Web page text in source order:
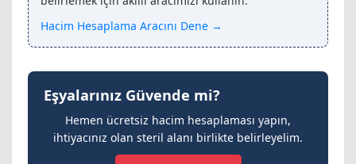
Hacim Hesaplama Aracını Dene →
Eşyalarınız Güvende mi?
Hemen ücretsiz hacim hesaplaması yapın,
ihtiyacınız olan steril alanı birlikte belirleyelim.